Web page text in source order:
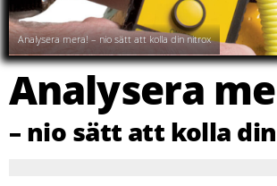
Sök
Analysera mera! – nio sätt att kolla din nitrox
Vandagraph
Analysera
– nio sätt att kolla